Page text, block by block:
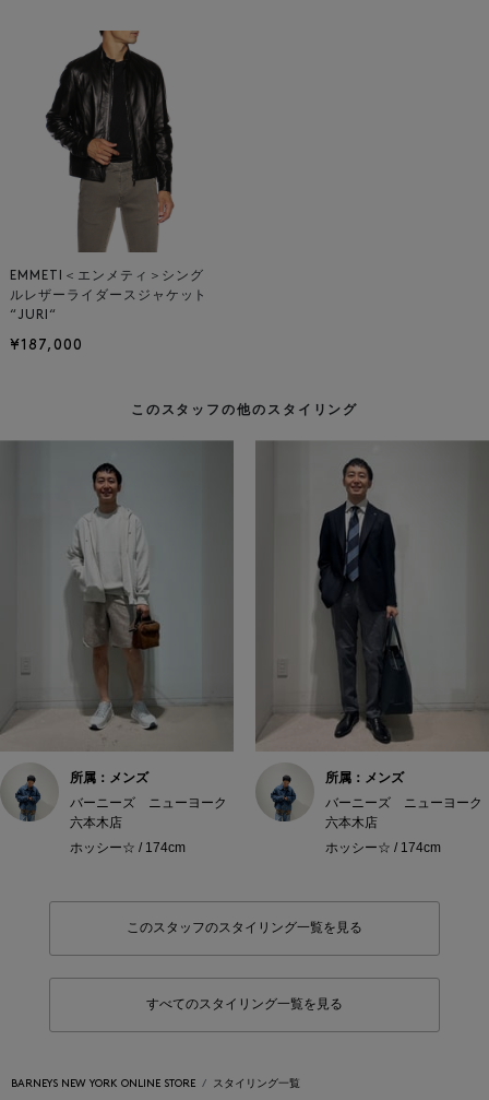
EMMETI＜エンメティ＞シング
ルレザーライダースジャケット
“JURI“
¥187,000
このスタッフの他のスタイリング
所属：メンズ
バーニーズ ニューヨーク
六本木店
ホッシー☆ / 174cm
所属：メンズ
バーニーズ ニューヨーク
六本木店
ホッシー☆ / 174cm
このスタッフのスタイリング一覧を見る
すべてのスタイリング一覧を見る
BARNEYS NEW YORK ONLINE STORE スタイリング一覧